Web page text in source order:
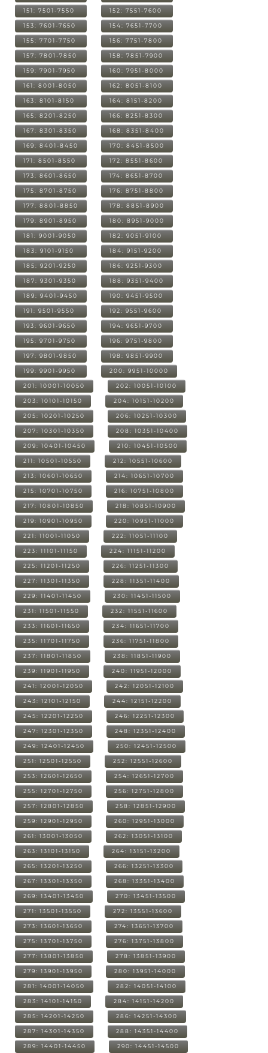
151: 7501-7550 152: 7551-7600
153: 7601-7650 154: 7651-7700
155: 7701-7750 156: 7751-7800
157: 7801-7850 158: 7851-7900
159: 7901-7950 160: 7951-8000
161: 8001-8050 162: 8051-8100
163: 8101-8150 164: 8151-8200
165: 8201-8250 166: 8251-8300
167: 8301-8350 168: 8351-8400
169: 8401-8450 170: 8451-8500
171: 8501-8550 172: 8551-8600
173: 8601-8650 174: 8651-8700
175: 8701-8750 176: 8751-8800
177: 8801-8850 178: 8851-8900
179: 8901-8950 180: 8951-9000
181: 9001-9050 182: 9051-9100
183: 9101-9150 184: 9151-9200
185: 9201-9250 186: 9251-9300
187: 9301-9350 188: 9351-9400
189: 9401-9450 190: 9451-9500
191: 9501-9550 192: 9551-9600
193: 9601-9650 194: 9651-9700
195: 9701-9750 196: 9751-9800
197: 9801-9850 198: 9851-9900
199: 9901-9950 200: 9951-10000
201: 10001-10050 202: 10051-10100
203: 10101-10150 204: 10151-10200
205: 10201-10250 206: 10251-10300
207: 10301-10350 208: 10351-10400
209: 10401-10450 210: 10451-10500
211: 10501-10550 212: 10551-10600
213: 10601-10650 214: 10651-10700
215: 10701-10750 216: 10751-10800
217: 10801-10850 218: 10851-10900
219: 10901-10950 220: 10951-11000
221: 11001-11050 222: 11051-11100
223: 11101-11150 224: 11151-11200
225: 11201-11250 226: 11251-11300
227: 11301-11350 228: 11351-11400
229: 11401-11450 230: 11451-11500
231: 11501-11550 232: 11551-11600
233: 11601-11650 234: 11651-11700
235: 11701-11750 236: 11751-11800
237: 11801-11850 238: 11851-11900
239: 11901-11950 240: 11951-12000
241: 12001-12050 242: 12051-12100
243: 12101-12150 244: 12151-12200
245: 12201-12250 246: 12251-12300
247: 12301-12350 248: 12351-12400
249: 12401-12450 250: 12451-12500
251: 12501-12550 252: 12551-12600
253: 12601-12650 254: 12651-12700
255: 12701-12750 256: 12751-12800
257: 12801-12850 258: 12851-12900
259: 12901-12950 260: 12951-13000
261: 13001-13050 262: 13051-13100
263: 13101-13150 264: 13151-13200
265: 13201-13250 266: 13251-13300
267: 13301-13350 268: 13351-13400
269: 13401-13450 270: 13451-13500
271: 13501-13550 272: 13551-13600
273: 13601-13650 274: 13651-13700
275: 13701-13750 276: 13751-13800
277: 13801-13850 278: 13851-13900
279: 13901-13950 280: 13951-14000
281: 14001-14050 282: 14051-14100
283: 14101-14150 284: 14151-14200
285: 14201-14250 286: 14251-14300
287: 14301-14350 288: 14351-14400
289: 14401-14450 290: 14451-14500